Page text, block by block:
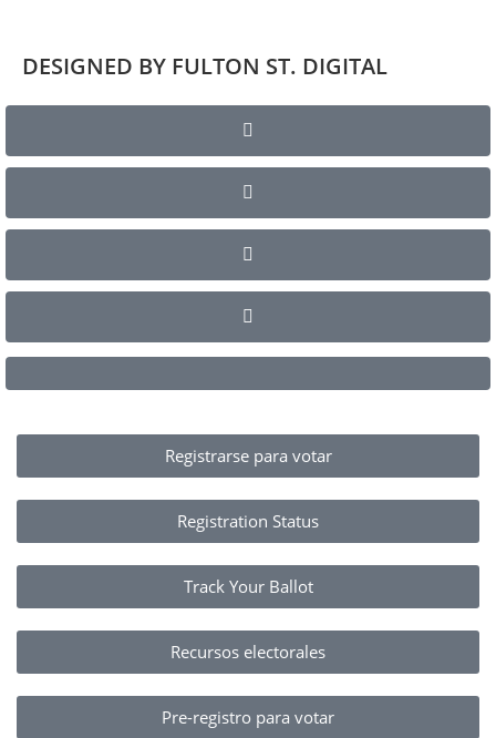
DESIGNED BY FULTON ST. DIGITAL
Registrarse para votar
Registration Status
Track Your Ballot
Recursos electorales
Pre-registro para votar